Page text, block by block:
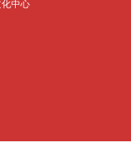
中心